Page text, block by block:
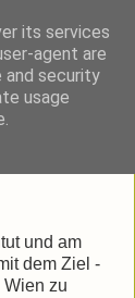
und am
dem Ziel -
Wien zu
its services
agent are
and security
usage